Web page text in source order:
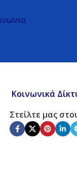
Κοινωνικά
Στείλτε μας